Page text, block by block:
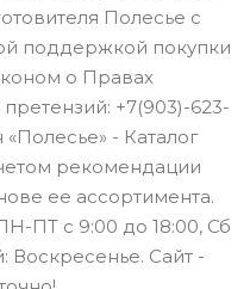
Полесье с
поддержкой покупки
о Правах
+7(903)-623-
- Каталог
рекомендации
ее ассортимента.
ПТ с 9:00 до 18:00, Сб
Воскресенье. Сайт -